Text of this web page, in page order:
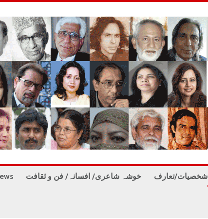
شخصیات/تعارف خوشہ شاعری/ افسانہ/ فن و ثقافت